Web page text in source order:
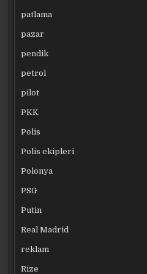
patlama
pazar
pendik
petrol
pilot
PKK
Polis
Polis ekipleri
Polonya
PSG
Putin
Real Madrid
reklam
Rize